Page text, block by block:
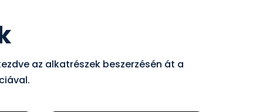
az alkatrészek beszerzésén át a